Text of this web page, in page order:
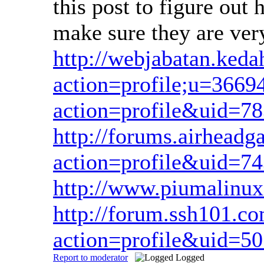
this post to figure out
make sure they are
http://
http://
http://
http://
Report to moderator Logged